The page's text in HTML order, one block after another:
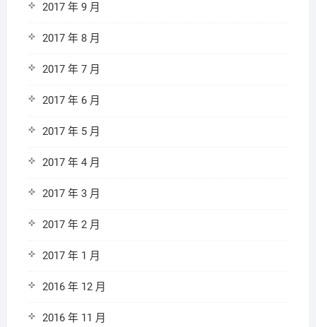
2017 年 9 月
2017 年 8 月
2017 年 7 月
2017 年 6 月
2017 年 5 月
2017 年 4 月
2017 年 3 月
2017 年 2 月
2017 年 1 月
2016 年 12 月
2016 年 11 月